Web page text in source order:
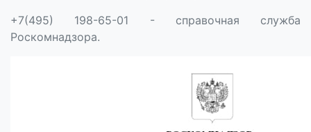
+7(495) 198-65-01 - справочная служба
Роскомнадзора.